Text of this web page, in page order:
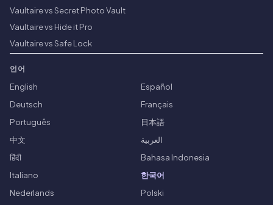
Vaultaire vs Secret Photo Vault
Vaultaire vs Hide it Pro
Vaultaire vs Safe Lock
언어
English
Español
Deutsch
Français
Português
日本語
中文
العربية
हिंदी
Bahasa Indonesia
Italiano
한국어
Nederlands
Polski